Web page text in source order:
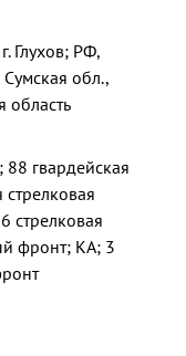
Глухов; РФ,
обл.,
область
88 гвардейская
стрелковая
фронт; КА; 3